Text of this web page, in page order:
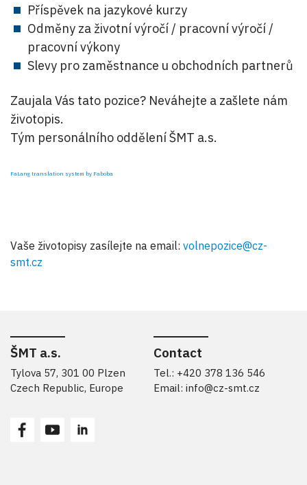
Příspěvek na jazykové kurzy
Odměny za životní výročí / pracovní výročí /
pracovní výkony
Slevy pro zaměstnance u obchodních partnerů
Zaujala Vás tato pozice? Neváhejte a zašlete nám
životopis.
Tým personálního oddělení ŠMT a.s.
FaLang translation system by Faboba
Vaše životopisy zasílejte na email: volnepozice@cz-
smt.cz
ŠMT a.s.
Tylova 57, 301 00 Plzen
Czech Republic, Europe
Contact
Tel.: +420 378 136 546
Email: info@cz-smt.cz